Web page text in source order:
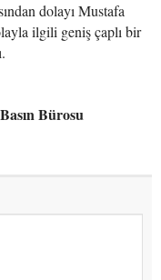
dolayı Mustafa
ilgili geniş çaplı bir
Bürosu